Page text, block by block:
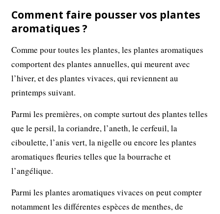
Comment faire pousser vos plantes
aromatiques ?
Comme pour toutes les plantes, les plantes aromatiques
comportent des plantes annuelles, qui meurent avec
l’hiver, et des plantes vivaces, qui reviennent au
printemps suivant.
Parmi les premières, on compte surtout des plantes telles
que le persil, la coriandre, l’aneth, le cerfeuil, la
ciboulette, l’anis vert, la nigelle ou encore les plantes
aromatiques fleuries telles que la bourrache et
l’angélique.
Parmi les plantes aromatiques vivaces on peut compter
notamment les différentes espèces de menthes, de